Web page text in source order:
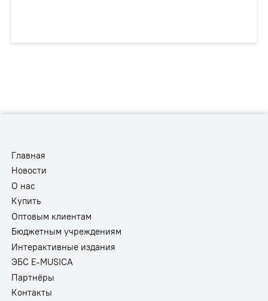
Главная
Новости
О нас
Купить
Оптовым клиентам
Бюджетным учреждениям
Интерактивные издания
ЭБС E-MUSICA
Партнёры
Контакты